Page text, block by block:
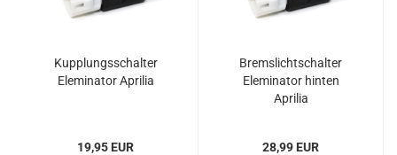
Kupplungsschalter
Eleminator Aprilia
19,95 EUR
Bremslichtschalter
Eleminator hinten
Aprilia
28,99 EUR